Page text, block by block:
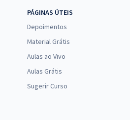
PÁGINAS ÚTEIS
Depoimentos
Material Grátis
Aulas ao Vivo
Aulas Grátis
Sugerir Curso